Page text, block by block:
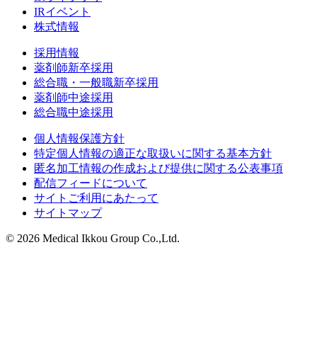
IRイベント
株式情報
採用情報
薬剤師新卒採用
総合職・一般職新卒採用
薬剤師中途採用
総合職中途採用
個人情報保護方針
特定個人情報の適正な取扱いに関する基本方針
匿名加工情報の作成および提供に関する公表事項
配信フィードについて
サイトご利用にあたって
サイトマップ
© 2026 Medical Ikkou Group Co.,Ltd.